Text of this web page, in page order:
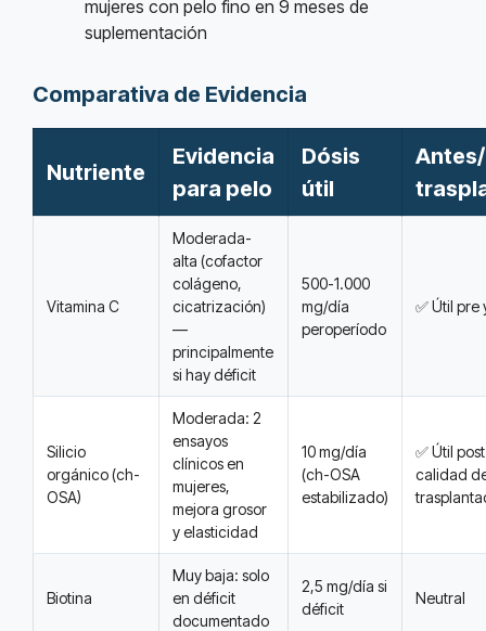
mujeres con pelo fino en 9 meses de
suplementación
Comparativa de Evidencia
Nutriente
Evidencia
para pelo
Dósis
útil
Vitamina C
Moderada-
alta (cofactor
colágeno,
cicatrización)
—
principalmente
si hay déficit
500-1.000
mg/día
peroperíodo
✅ Útil pre
Silicio
orgánico (ch-
OSA)
Moderada: 2
ensayos
clínicos en
mujeres,
mejora grosor
y elasticidad
10 mg/día
(ch-OSA
estabilizado)
✅ Útil
calidad
Biotina
Muy baja: solo
en déficit
documentado
2,5 mg/día si
déficit
Neutral